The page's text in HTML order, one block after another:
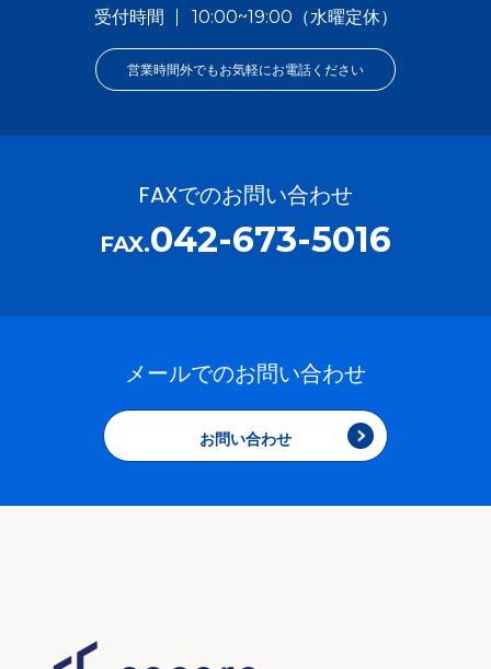
受付時間 10:00~19:00（水曜定休）
営業時間外でもお気軽にお電話ください
FAXでのお問い合わせ
FAX.042-673-5016
メールでのお問い合わせ
お問い合わせ